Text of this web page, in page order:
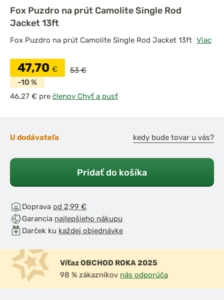
Fox Puzdro na prút Camolite Single Rod
Jacket 13ft
Fox Puzdro na prút Camolite Single Rod Jacket 13ft Viac
47,70 €
53 €
-10 %
pre členov Chyť a pusť
U dodávateľa kedy bude tovar u vás?
Pridať do košíka
Doprava od 2,99 €
Garancia najlepšieho nákupu
Darček ku každej objednávke
Víťaz OBCHOD ROKA 2025
98 % zákazníkov nás odporúča